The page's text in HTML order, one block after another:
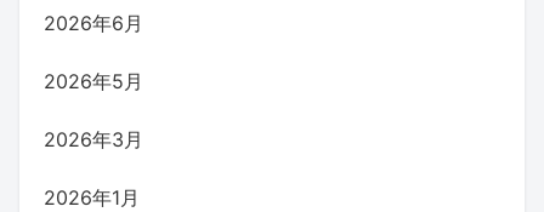
2026年6月
2026年5月
2026年3月
2026年1月